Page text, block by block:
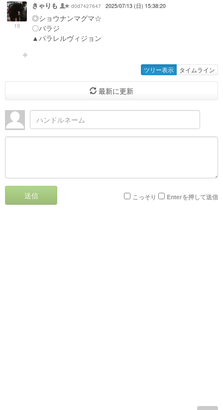
19
きゃりも d0d7427647 2025/07/13 (日) 15:38:20
◎ショウナンマグマ☆
〇バラジ
▲パラレルヴィジョン
ツリー表示 タイムライン
最新に更新
送信 こっそり Enterを押して送信